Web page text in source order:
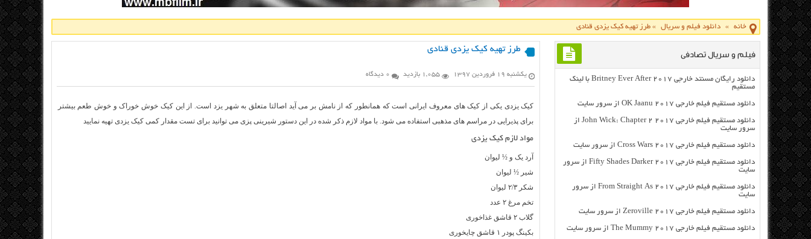
خانه » دانلود فیلم و سریال »طرز تهیه کیک یزدی قنادی
طرز تهیه کیک یزدی قنادی
یکشنبه ۱۹ فروردین ۱۳۹۷ 1,055 بازدید 0 دیدگاه
کیک یزدی یکی از کیک های معروف ایرانی است که همانطور که از نامش بر می آید اصالتا متعلق به شهر یزد است. از این کیک خوش خوراک و خوش طعم بیشتر
برای پذیرایی در مراسم های مذهبی استفاده می شود. با مواد لازم ذکر شده در این دستور شیرینی پزی می توانید برای تست مقدار کمی کیک یزدی تهیه نمایید
مواد لازم کیک یزدی
آرد یک و ½ لیوان
شیر ½ لیوان
شکر ۲/۳ لیوان
تخم مرغ ۲ عدد
گلاب ۲ قاشق غذاخوری
بکینگ پودر ۱ قاشق چایخوری
فیلم و سریال تصادفی
دانلود رایگان مسنتد خارجی Britney Ever After 2017 با لینک
مستقیم
دانلود مستقیم فیلم خارجی OK Jaanu 2017 از سرور سایت
دانلود مستقیم فیلم خارجی John Wick: Chapter 2 2017 از
سرور سایت
دانلود مستقیم فیلم خارجی Cross Wars 2017 از سرور سایت
دانلود مستقیم فیلم خارجی Fifty Shades Darker 2017 از سرور
سایت
دانلود مستقیم فیلم خارجی From Straight As 2017 از سرور
سایت
دانلود مستقیم فیلم خارجی Zeroville 2017 از سرور سایت
دانلود مستقیم فیلم خارجی The Mummy 2017 از سرور سایت